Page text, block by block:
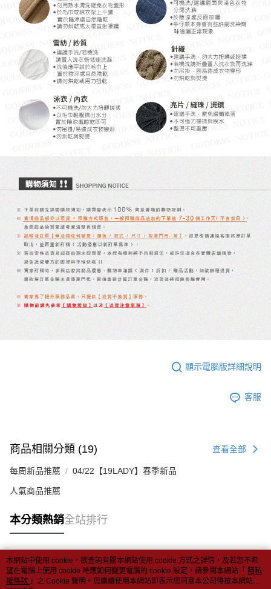
顯示電腦版詳細說明
客服
商品相關分類 (19) 查看全部
每周新品推薦 04/22【19LADY】春季新品
人氣商品推薦
本分類熱銷全站排行
熱門標籤
本網站中使用 cookie，欲查詢有關本網站使用 cookie 方式之詳情，及若您不希
望在電腦上使用 cookie 時應如何變更電腦的 cookie 設定，請參閱本網站「 隱私
權條款 」之 Cookie 聲明。您繼續使用本網站即表示您同意本公司得按本網站使